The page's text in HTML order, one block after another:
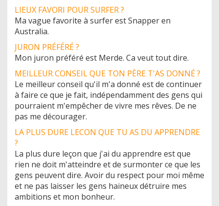
LIEUX FAVORI POUR SURFER ?
Ma vague favorite à surfer est Snapper en
Australia.
JURON PRÉFÉRÉ ?
Mon juron préféré est Merde. Ca veut tout dire.
MEILLEUR CONSEIL QUE TON PÈRE T'AS DONNÉ ?
Le meilleur conseil qu'il m'a donné est de continuer
à faire ce que je fait, indépendamment des gens qui
pourraient m'empêcher de vivre mes rêves. De ne
pas me décourager.
LA PLUS DURE LECON QUE TU AS DU APPRENDRE
?
La plus dure leçon que j'ai du apprendre est que
rien ne doit m'atteindre et de surmonter ce que les
gens peuvent dire. Avoir du respect pour moi même
et ne pas laisser les gens haineux détruire mes
ambitions et mon bonheur.